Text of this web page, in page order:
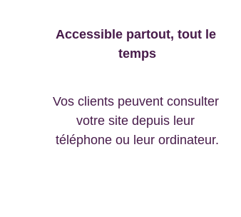
Vos clients peuvent consulter
votre site depuis leur
téléphone ou leur ordinateur.
Accessible partout, tout le
temps